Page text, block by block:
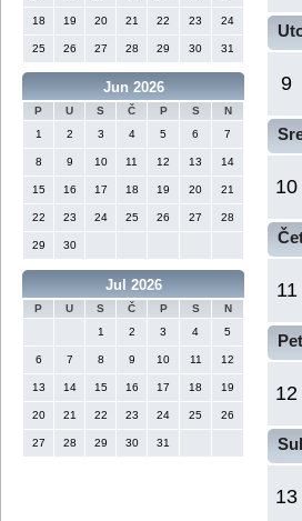
18 19 20 21 22 23 24
25 26 27 28 29 30 31
Jun 2026
P U S Č P S
N
1
2 3 4 5 6 7
8 9 10 11 12 13 14
15 16 17 18 19 20 21
22 23 24 25 26 27 28
29 30
Jul 2026
P U S Č P S
N
1
2 3 4 5
6 7 8 9 10 11 12
13 14 15 16 17 18 19
20 21 22 23 24 25 26
27 28 29 30 31
9
10
11
12
13